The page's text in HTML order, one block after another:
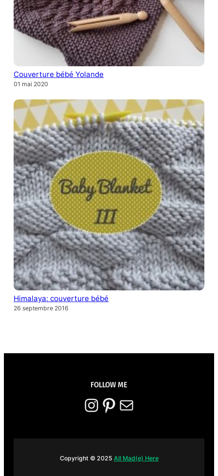
Couverture bébé Yolande
01 mai 2020
Himalaya: couverture bébé
26 septembre 2016
FOLLOW ME
Instagram Pinterest E-mail
Copyright © 2025 All Mad(e) Here